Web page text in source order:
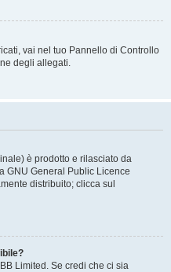
vai nel tuo Pannello di Controllo
degli allegati.
è prodotto e rilasciato da
GNU General Public Licence
distribuito; clicca sul
Limited. Se credi che ci sia